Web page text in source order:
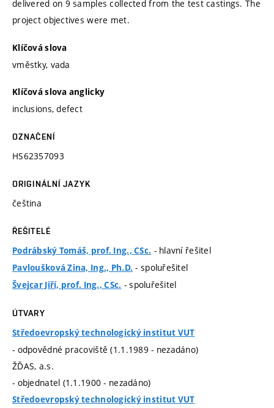
delivered on 9 samples collected from the test castings. The
project objectives were met.
Klíčová slova
vměstky, vada
Klíčová slova anglicky
inclusions, defect
OZNAČENÍ
HS62357093
ORIGINÁLNÍ JAZYK
čeština
ŘEŠITELÉ
Podrábský Tomáš, prof. Ing., CSc. - hlavní řešitel
Pavloušková Zina, Ing., Ph.D. - spoluřešitel
Švejcar Jiří, prof. Ing., CSc. - spoluřešitel
ÚTVARY
Středoevropský technologický institut VUT
- odpovědné pracoviště (1.1.1989 - nezadáno)
ŽĎAS, a.s.
- objednatel (1.1.1900 - nezadáno)
Středoevropský technologický institut VUT